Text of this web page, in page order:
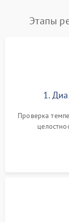
Поломка
работе
Этапы
1.
Проверка